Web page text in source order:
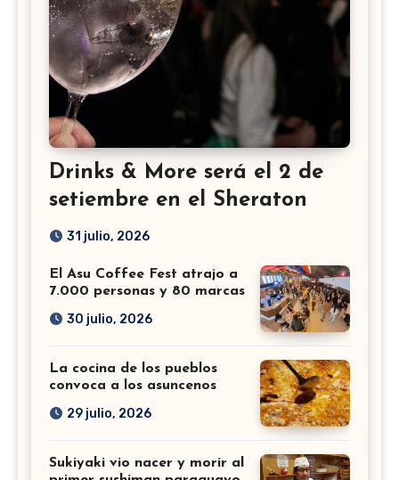
Drinks & More será el 2 de
setiembre en el Sheraton
31 julio, 2026
El Asu Coffee Fest atrajo a
7.000 personas y 80 marcas
30 julio, 2026
La cocina de los pueblos
convoca a los asuncenos
29 julio, 2026
Sukiyaki vio nacer y morir al